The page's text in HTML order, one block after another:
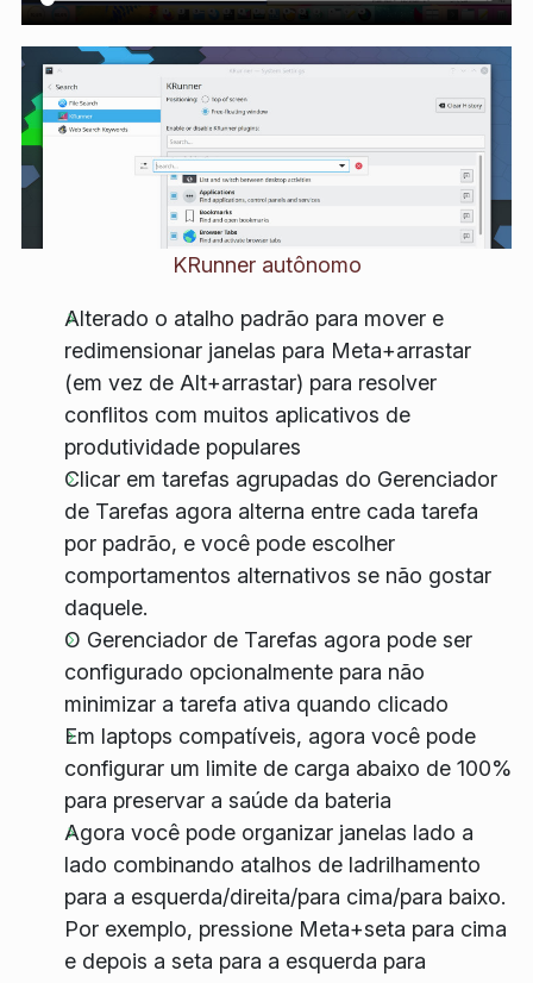
KRunner autônomo
Alterado o atalho padrão para mover e
redimensionar janelas para Meta+arrastar
(em vez de Alt+arrastar) para resolver
conflitos com muitos aplicativos de
produtividade populares
Clicar em tarefas agrupadas do Gerenciador
de Tarefas agora alterna entre cada tarefa
por padrão, e você pode escolher
comportamentos alternativos se não gostar
daquele.
O Gerenciador de Tarefas agora pode ser
configurado opcionalmente para não
minimizar a tarefa ativa quando clicado
Em laptops compatíveis, agora você pode
configurar um limite de carga abaixo de 100%
para preservar a saúde da bateria
Agora você pode organizar janelas lado a
lado combinando atalhos de ladrilhamento
para a esquerda/direita/para cima/para baixo.
Por exemplo, pressione Meta+seta para cima
e depois a seta para a esquerda para